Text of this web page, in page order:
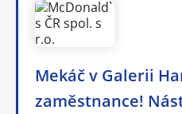
Mekáč v Galerii
zaměstnance!